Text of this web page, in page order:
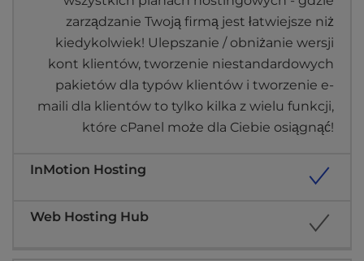
zarządzanie Twoją firmą jest łatwiejsze niż
kiedykolwiek! Ulepszanie / obniżanie wersji
kont klientów, tworzenie niestandardowych
pakietów dla typów klientów i tworzenie e-
maili dla klientów to tylko kilka z wielu funkcji,
które cPanel może dla Ciebie osiągnąć!